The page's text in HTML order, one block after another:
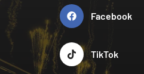
Facebook
TikTok